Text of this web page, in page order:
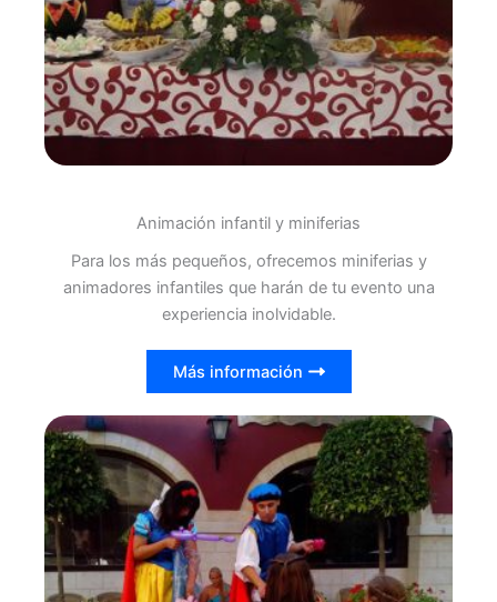
Animación infantil y miniferias
Para los más pequeños, ofrecemos miniferias y
animadores infantiles que harán de tu evento una
experiencia inolvidable.
Más información